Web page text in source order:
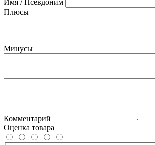
Имя / Псевдоним
Плюсы
Минусы
Комментарий
Оценка товара